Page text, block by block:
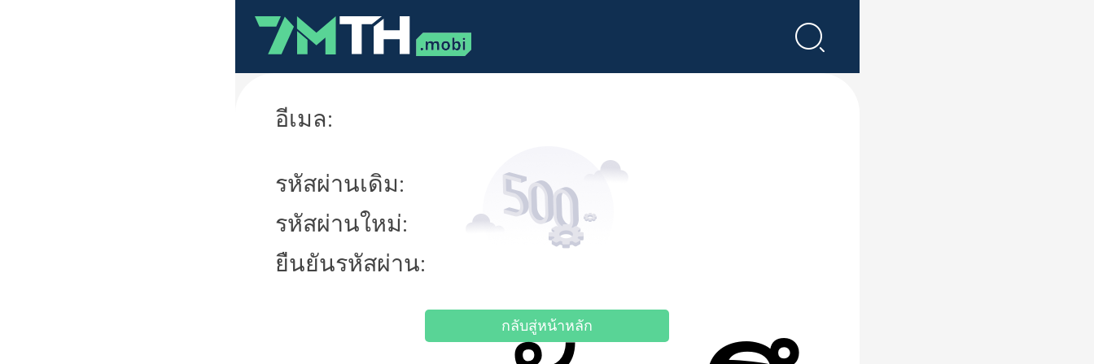
อีเมล:
รหัสผ่านเดิม:
รหัสผ่านใหม่:
ยืนยันรหัสผ่าน:
กลับสู่หน้าหลัก